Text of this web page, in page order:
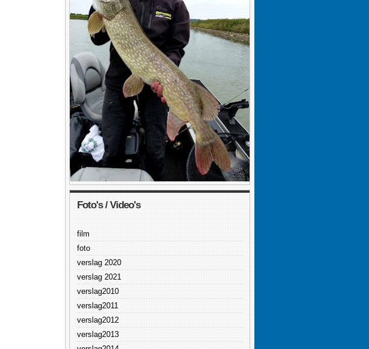
Foto's / Video's
film
foto
verslag 2020
verslag 2021
verslag2010
verslag2011
verslag2012
verslag2013